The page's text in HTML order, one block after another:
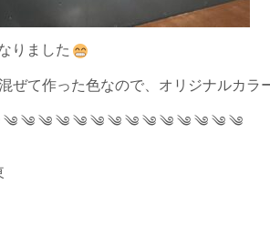
りました
ぜて作った色なので、オリジナルカラ
༄ ༄ ༄ ༄ ༄ ༄ ༄ ༄ ༄ ༄ ༄ ༄ ༄